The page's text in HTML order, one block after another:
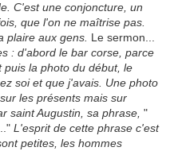
C'est une conjoncture, un
que l'on ne maîtrise pas.
plaire aux gens. Le sermon...
: d'abord le bar corse, parce
la photo du début, le
soi et que j'avais. Une photo
les présents mais sur
saint Augustin, sa phrase, "
L'esprit de cette phrase c'est
petites, les hommes